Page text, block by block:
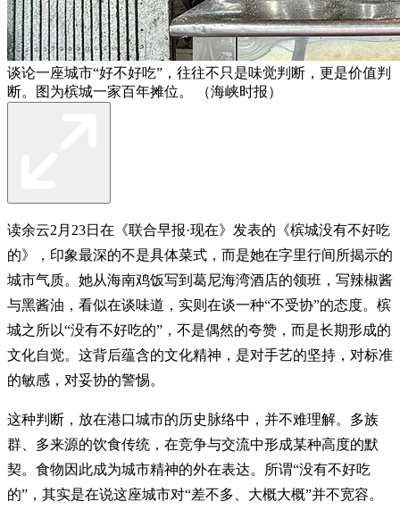
谈论一座城市“好不好吃”，往往不只是味觉判断，更是价值判
断。图为槟城一家百年摊位。 （海峡时报）
读余云2月23日在《联合早报·现在》发表的《槟城没有不好吃
的》，印象最深的不是具体菜式，而是她在字里行间所揭示的
城市气质。她从海南鸡饭写到葛尼海湾酒店的领班，写辣椒酱
与黑酱油，看似在谈味道，实则在谈一种“不受协”的态度。槟
城之所以“没有不好吃的”，不是偶然的夸赞，而是长期形成的
文化自觉。这背后蕴含的文化精神，是对手艺的坚持，对标准
的敏感，对妥协的警惕。
这种判断，放在港口城市的历史脉络中，并不难理解。多族
群、多来源的饮食传统，在竞争与交流中形成某种高度的默
契。食物因此成为城市精神的外在表达。所谓“没有不好吃
的”，其实是在说这座城市对“差不多、大概大概”并不宽容。